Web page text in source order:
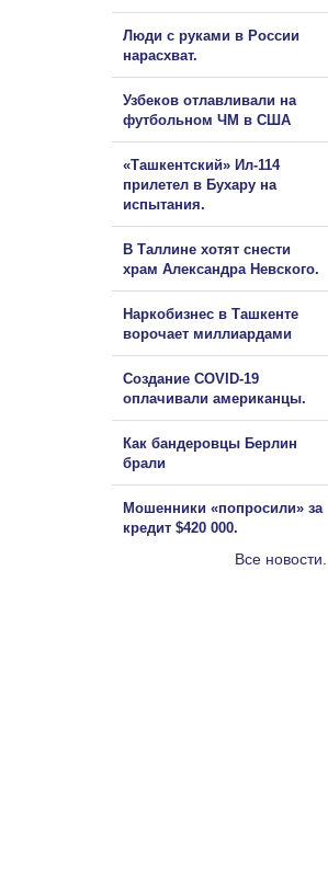
Люди с руками в России
нарасхват.
Узбеков отлавливали на
футбольном ЧМ в США
«Ташкентский» Ил-114
прилетел в Бухару на
испытания.
В Таллине хотят снести
храм Александра Невского.
Наркобизнес в Ташкенте
ворочает миллиардами
Создание COVID-19
оплачивали американцы.
Как бандеровцы Берлин
брали
Мошенники «попросили» за
кредит $420 000.
Все новости...